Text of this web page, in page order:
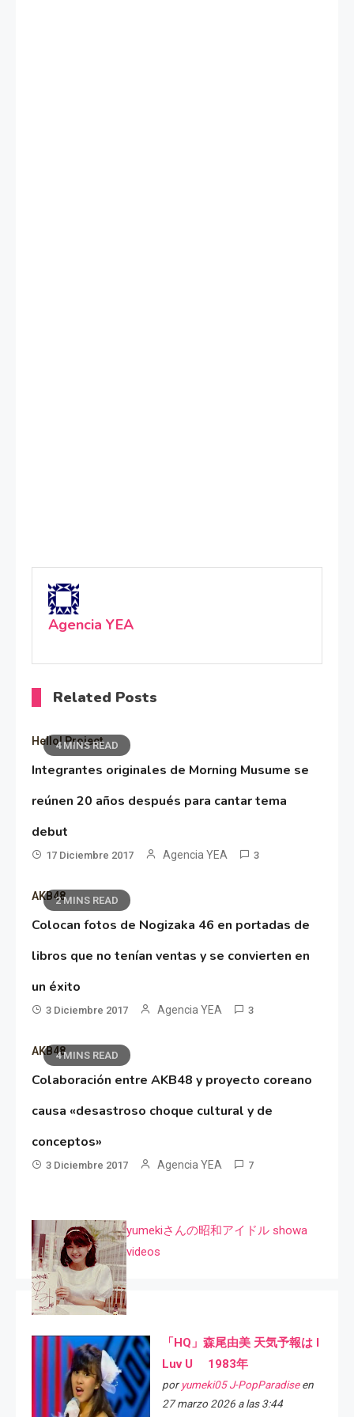
Agencia YEA
Related Posts
4 MINS READ
Hello! Project
Integrantes originales de Morning Musume se
reúnen 20 años después para cantar tema
debut
17 Diciembre 2017 Agencia YEA 3
2 MINS READ
AKB48
Colocan fotos de Nogizaka 46 en portadas de
libros que no tenían ventas y se convierten en
un éxito
3 Diciembre 2017 Agencia YEA 3
4 MINS READ
AKB48
Colaboración entre AKB48 y proyecto coreano
causa «desastroso choque cultural y de
conceptos»
3 Diciembre 2017 Agencia YEA 7
yumekiさんの昭和アイドル showa
videos
「HQ」森尾由美 天気予報は I
Luv U 1983年
por yumeki05 J-PopParadiseen
27 marzo 2026 a las 3:44